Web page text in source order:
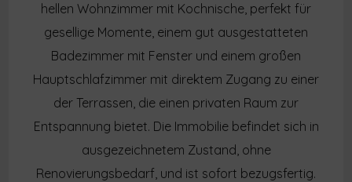
hellen Wohnzimmer mit Kochnische, perfekt für
gesellige Momente, einem gut ausgestatteten
Badezimmer mit Fenster und einem großen
Hauptschlafzimmer mit direktem Zugang zu einer
der Terrassen, die einen privaten Raum zur
Entspannung bietet. Die Immobilie befindet sich in
ausgezeichnetem Zustand, ohne
Renovierungsbedarf, und ist sofort bezugsfertig.